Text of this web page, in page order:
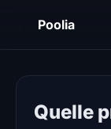
Poolia
Quelle